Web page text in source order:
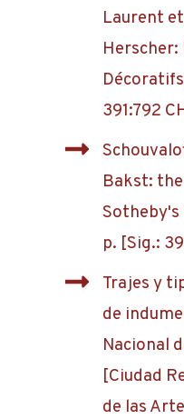
Laurent
Herscher:
391:792
Bakst:
Sotheby's
p. [Sig.:
Trajes y
de
Nacional
[Ciudad
de las